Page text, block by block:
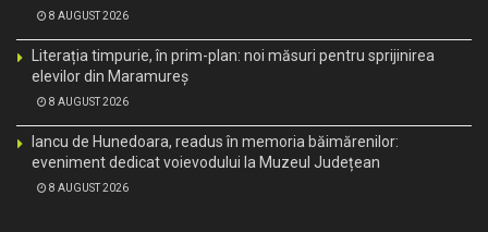
8 AUGUST 2026
Literația timpurie, în prim-plan: noi măsuri pentru sprijinirea
elevilor din Maramureș
8 AUGUST 2026
Iancu de Hunedoara, readus în memoria băimărenilor:
eveniment dedicat voievodului la Muzeul Județean
8 AUGUST 2026